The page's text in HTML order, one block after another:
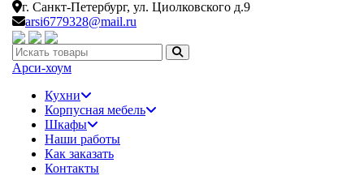
г. Санкт-Петербург, ул. Циолковского д.9
arsi6779328@mail.ru
Искать:
Арси-хоум
Кухни
Корпусная мебель
Шкафы
Наши работы
Как заказать
Контакты